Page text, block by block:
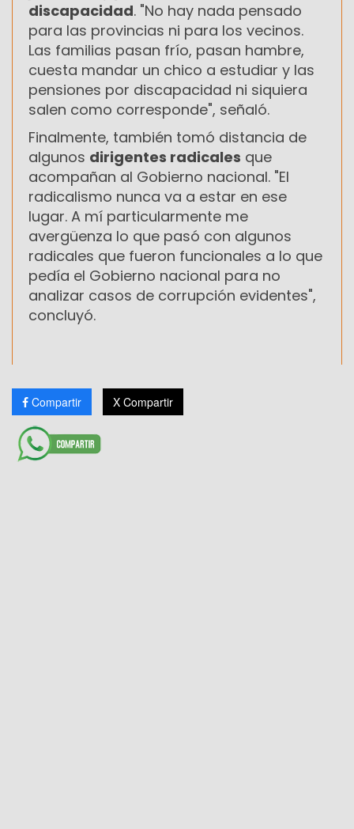
discapacidad. "No hay nada pensado
para las provincias ni para los vecinos.
Las familias pasan frío, pasan hambre,
cuesta mandar un chico a estudiar y las
pensiones por discapacidad ni siquiera
salen como corresponde", señaló.
Finalmente, también tomó distancia de
algunos dirigentes radicales que
acompañan al Gobierno nacional. "El
radicalismo nunca va a estar en ese
lugar. A mí particularmente me
avergüenza lo que pasó con algunos
radicales que fueron funcionales a lo que
pedía el Gobierno nacional para no
analizar casos de corrupción evidentes",
concluyó.
Compartir X Compartir